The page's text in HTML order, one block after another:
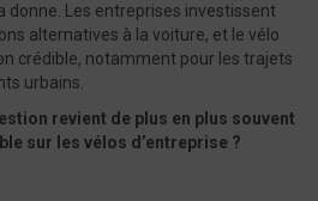
donne. Les entreprises investissent
alternatives à la voiture, et le vélo
crédible, notamment pour les trajets
urbains.
revient de plus en plus souvent
sur les vélos d’entreprise ?